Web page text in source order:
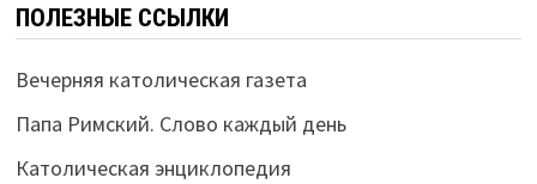
ПОЛЕЗНЫЕ ССЫЛКИ
Вечерняя католическая газета
Папа Римский. Слово каждый день
Католическая энциклопедия